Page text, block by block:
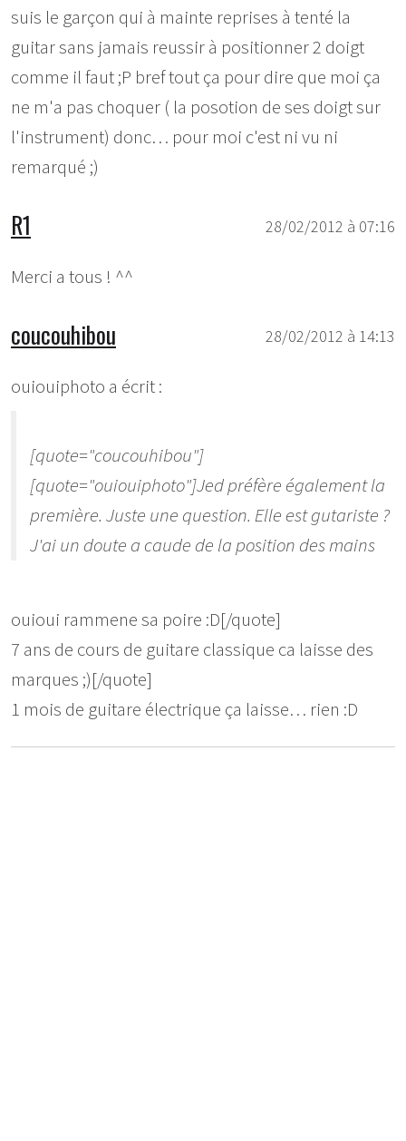
suis le garçon qui à mainte reprises à tenté la
guitar sans jamais reussir à positionner 2 doigt
comme il faut ;P bref tout ça pour dire que moi ça
ne m'a pas choquer ( la posotion de ses doigt sur
l'instrument) donc… pour moi c'est ni vu ni
remarqué ;)
28/02/2012 à 07:16
R1
Merci a tous ! ^^
28/02/2012 à 14:13
coucouhibou
ouiouiphoto a écrit :
[quote="coucouhibou"]
[quote="ouiouiphoto"]Jed préfère également la
première. Juste une question. Elle est gutariste ?
J'ai un doute a caude de la position des mains
ouioui rammene sa poire :D[/quote]
7 ans de cours de guitare classique ca laisse des
marques ;)[/quote]
1 mois de guitare électrique ça laisse… rien :D